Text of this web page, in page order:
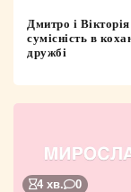
Дмитро і
сумісність в
дружбі
4 хв. 0